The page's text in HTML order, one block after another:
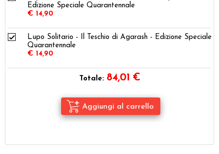
Edizione Speciale Quarantennale
€ 14,90
Lupo Solitario - Il Teschio di Agarash - Edizione Speciale
Quarantennale
€ 14,90
Totale: 84,01 €